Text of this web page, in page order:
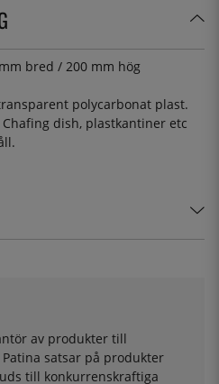
bred / 200 mm hög
polycarbonat plast.
dish, plastkantiner etc
av produkter till
satsar på produkter
till konkurrenskraftiga